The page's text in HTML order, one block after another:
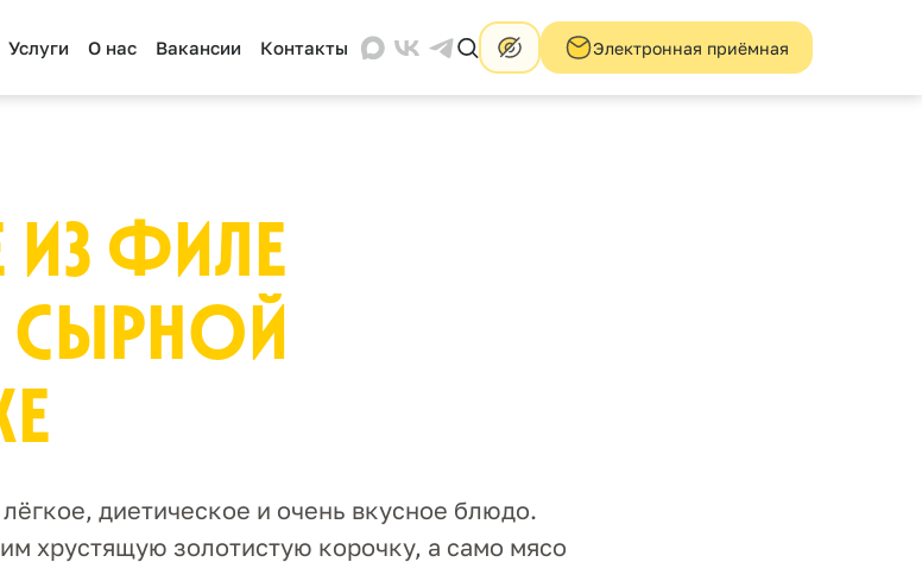
Услуги О нас Вакансии Контакты Электронная приёмная
ФИЛЕ
СЫРНОЙ
диетическое и очень вкусное блюдо.
хрустящую золотистую корочку, а само мясо